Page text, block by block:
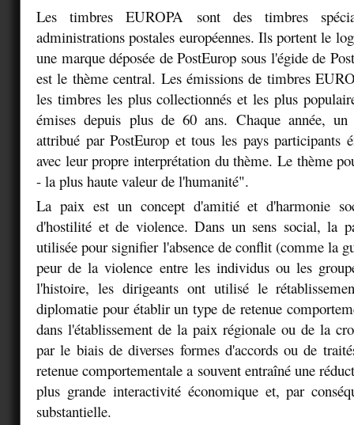
Les timbres EUROPA sont des timbres
administrations postales européennes. Ils portent le
une marque déposée de PostEurop sous l'égide de
est le thème central. Les émissions de timbres
les timbres les plus collectionnés et les plus
émises depuis plus de 60 ans. Chaque année, un
attribué par PostEurop et tous les pays participants
avec leur propre interprétation du thème. Le thème
- la plus haute valeur de l'humanité".
La paix est un concept d'amitié et d'harmonie
d'hostilité et de violence. Dans un sens social, la
utilisée pour signifier l'absence de conflit (comme la
peur de la violence entre les individus ou les
l'histoire, les dirigeants ont utilisé le
diplomatie pour établir un type de retenue
dans l'établissement de la paix régionale ou de la
par le biais de diverses formes d'accords ou de
retenue comportementale a souvent entraîné une
plus grande interactivité économique et, par
substantielle.